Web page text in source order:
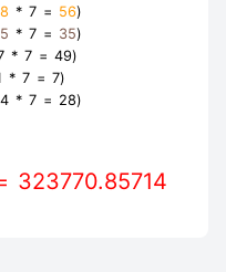
8 * 7 = 56)
5 * 7 = 35)
* 7 = 49)
* 7 = 7)
4* 7 = 28)
323770.85714